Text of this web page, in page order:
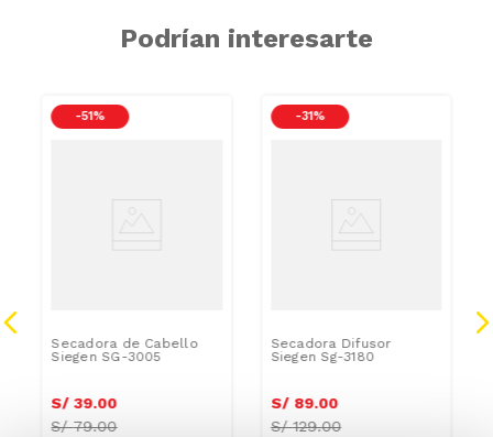
Podrían interesarte
-51 %
Secadora de Cabello
Siegen SG-3005
S/ 39.00
S/79.00
-31 %
Secadora Difusor
Siegen Sg-3180
S/ 89.00
S/129.00